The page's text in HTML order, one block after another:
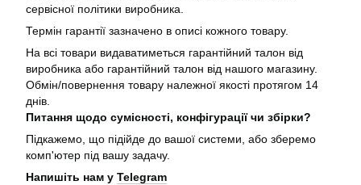
сервісної політики виробника.
Термін гарантії зазначено в описі кожного товару.
На всі товари видаватиметься гарантійний талон від
виробника або гарантійний талон від нашого магазину.
Обмін/повернення товару належної якості протягом 14
днів.
Питання щодо сумісності, конфігурації чи збірки?
Підкажемо, що підійде до вашої системи, або зберемо
комп'ютер під вашу задачу.
Напишіть нам у Telegram